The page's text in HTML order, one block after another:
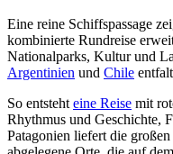
Eine reine Schiffspassage
kombinierte Rundreise
Nationalparks, Kultur und
Argentinien und Chile
So entsteht eine Reise mit
Rhythmus und Geschichte,
Patagonien liefert die